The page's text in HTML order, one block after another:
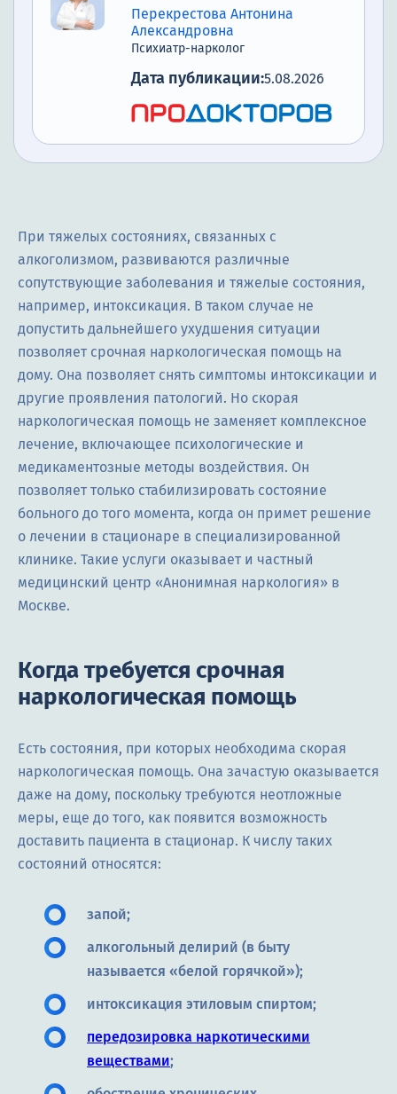
Перекрестова Антонина
Александровна
Психиатр-нарколог
Дата публикации:5.08.2026
При тяжелых состояниях, связанных с
алкоголизмом, развиваются различные
сопутствующие заболевания и тяжелые состояния,
например, интоксикация. В таком случае не
допустить дальнейшего ухудшения ситуации
позволяет срочная наркологическая помощь на
дому. Она позволяет снять симптомы интоксикации и
другие проявления патологий. Но скорая
наркологическая помощь не заменяет комплексное
лечение, включающее психологические и
медикаментозные методы воздействия. Он
позволяет только стабилизировать состояние
больного до того момента, когда он примет решение
о лечении в стационаре в специализированной
клинике. Такие услуги оказывает и частный
медицинский центр «Анонимная наркология» в
Москве.
Когда требуется срочная
наркологическая помощь
Есть состояния, при которых необходима скорая
наркологическая помощь. Она зачастую оказывается
даже на дому, поскольку требуются неотложные
меры, еще до того, как появится возможность
доставить пациента в стационар. К числу таких
состояний относятся:
запой;
алкогольный делирий (в быту
называется «белой горячкой»);
интоксикация этиловым спиртом;
передозировка наркотическими
веществами;